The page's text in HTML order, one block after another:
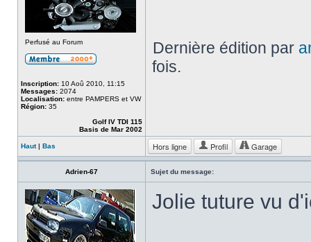
Perfusé au Forum
Inscription: 10 Aoû 2010, 11:15
Messages: 2074
Localisation: entre PAMPERS et VW
Région: 35
Golf IV TDI 115
Basis de Mar 2002
Dernière édition par
fois.
Haut| Bas Hors ligne Profil Garage
Adrien-67 Sujet du message:
Jolie tuture vu